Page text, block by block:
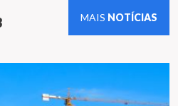
MAIS NOTÍCIAS